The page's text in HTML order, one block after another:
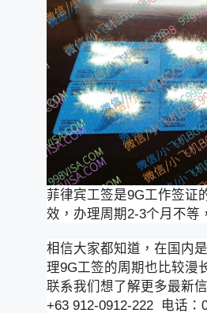
菲律宾工签是9G工作签证
效，办理周期2-3个月不等，
相信大家都知道，在国内
理9G工签的周期也比较漫
联系我们想了解更多最新
+63 912-0912-222 电话：